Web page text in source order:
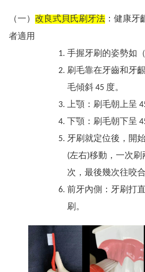
（一） 改良式貝氏刷牙法 ：健康牙
者適用
手握牙刷的姿勢如（
刷毛靠在牙齒和牙
毛傾斜 45 度。
上顎：刷毛朝上呈
下顎：刷毛朝下呈
牙刷就定位後，開
(左右)移動，一次刷
次，最後幾次往咬
前牙內側：牙刷打
刷。